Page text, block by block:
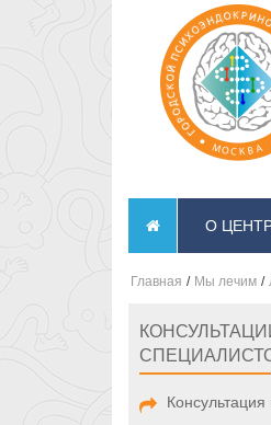
О
Главная / Мы лечим /
Консультация